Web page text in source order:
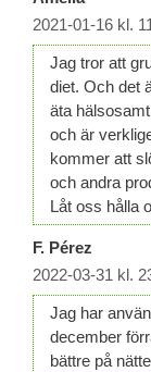
2021-01-16 kl.
Jag tror att
diet. Och det
äta
och är
kommer att
och andra
Låt oss hålla
F. Pérez
2022-03-31 kl.
Jag har
december
bättre på